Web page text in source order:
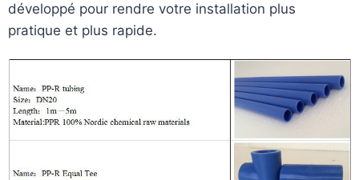
développé pour rendre votre installation plus
pratique et plus rapide.